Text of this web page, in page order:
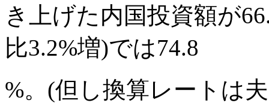
き上げた内国投資額が
比3.2%増)では74.8
%。 (但し換算レートは